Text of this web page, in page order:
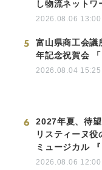
し物流ネットワ
2026.08.06 13:00
5
富山県商工会議
年記念祝賀会
2026.08.04 15:25
6
2027年夏、待
リスティーヌ役
ミュージカル 『
2026.08.06 12:00